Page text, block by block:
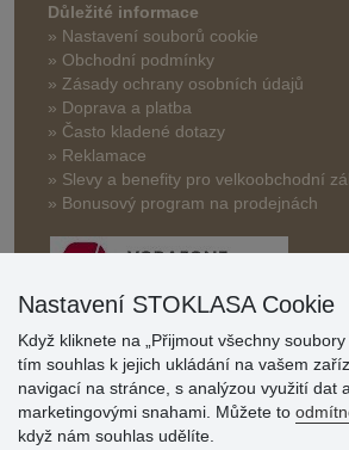
Důležité informace
» Nastavení souborů cookie
» Obchodní podmínky
» Zásady ochrany osobních údajů
» Doprava a platba
» Často kladené dotazy
» Reklamace
» Slevy a benefity pro velkoobchodní
» Bonusový program na prodejnách
Hodnocení
zákazníků
Nastavení STOKLASA Cookie
Když kliknete na „Přijmout všechny
tím souhlas k jejich ukládání na vašem
navigací na stránce, s analýzou využití dat
marketingovými snahami. Můžete to
když nám souhlas udělíte.